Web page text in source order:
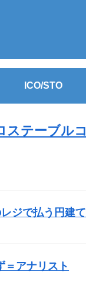
ICO/STO
ステーブル
ジで払う円建
＝アナリスト